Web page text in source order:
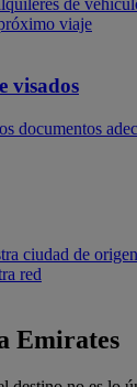
viaje
visados
documentos
ciudad de
red
Emirates